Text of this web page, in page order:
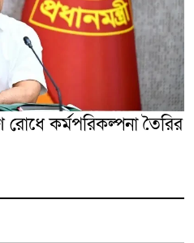
রোধে কর্মপরিকল্পনা তৈরির